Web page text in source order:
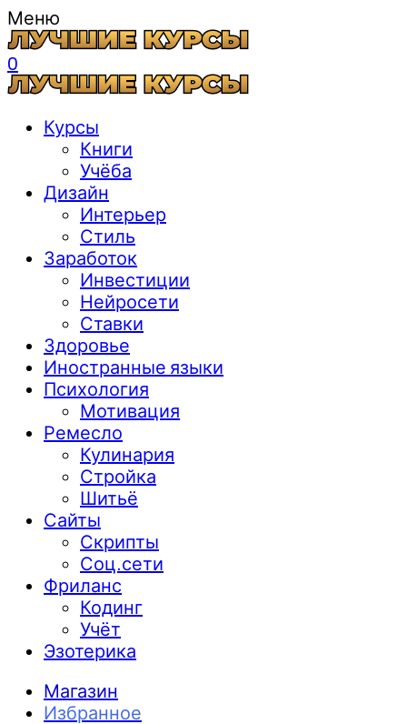
Меню
0
Курсы
Книги
Учёба
Дизайн
Интерьер
Стиль
Заработок
Инвестиции
Нейросети
Ставки
Здоровье
Иностранные языки
Психология
Мотивация
Ремесло
Кулинария
Стройка
Шитьё
Сайты
Скрипты
Соц.сети
Фриланс
Кодинг
Учёт
Эзотерика
Магазин
Избранное